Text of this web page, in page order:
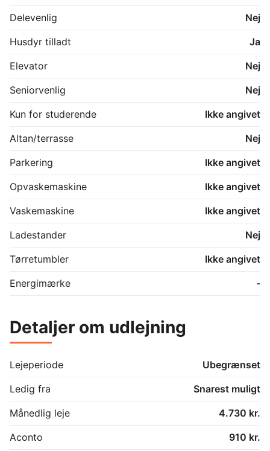
Delevenlig
Nej
Husdyr tilladt
Ja
Elevator
Nej
Seniorvenlig
Nej
Kun for studerende
Ikke angivet
Altan/terrasse
Nej
Parkering
Ikke angivet
Opvaskemaskine
Ikke angivet
Vaskemaskine
Ikke angivet
Ladestander
Nej
Tørretumbler
Ikke angivet
Energimærke
-
Detaljer om udlejning
Lejeperiode
Ubegrænset
Ledig fra
Snarest muligt
Månedlig leje
4.730 kr.
Aconto
910 kr.